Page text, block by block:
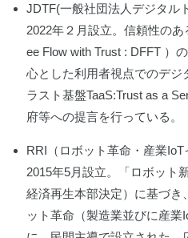
JDTF(一般社団法人デジタル
2022年２月設立。信頼性の
ee Flow with Trust : DFFT ）
心とした利用者視点でのデジ
ラスト基盤TaaS:Trust as a
府等への提言を行っている。
RRI（ロボット革命・産業IoT
2015年5月設立。「ロボット
経済再生本部決定）に基づき
ット革命（製造業並びに産